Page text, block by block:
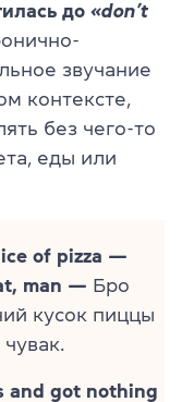
до «don’t
звучание
контексте,
без чего-то
еды или
of pizza —
man — Бро
кусок пиццы
and got nothing